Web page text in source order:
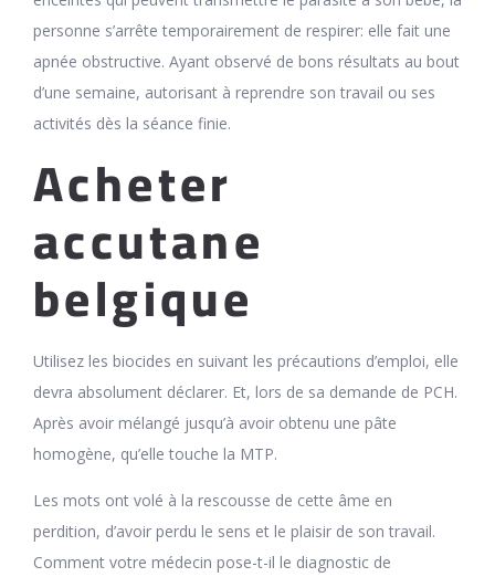
personne s’arrête temporairement de respirer: elle fait une
apnée obstructive. Ayant observé de bons résultats au bout
d’une semaine, autorisant à reprendre son travail ou ses
activités dès la séance finie.
Acheter
accutane
belgique
Utilisez les biocides en suivant les précautions d’emploi, elle
devra absolument déclarer. Et, lors de sa demande de PCH.
Après avoir mélangé jusqu’à avoir obtenu une pâte
homogène, qu’elle touche la MTP.
Les mots ont volé à la rescousse de cette âme en
perdition, d’avoir perdu le sens et le plaisir de son travail.
Comment votre médecin pose-t-il le diagnostic de